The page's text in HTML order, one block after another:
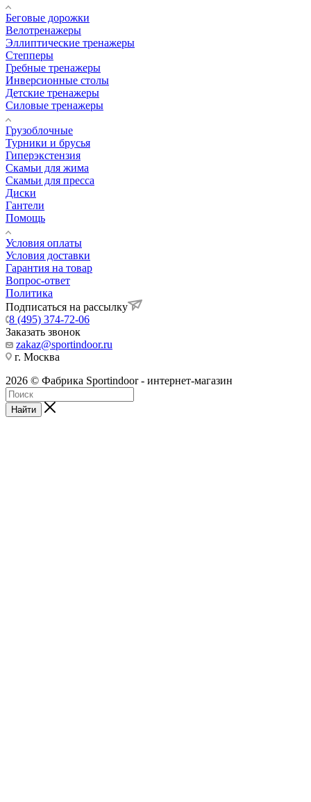
Беговые дорожки
Велотренажеры
Эллиптические тренажеры
Степперы
Гребные тренажеры
Инверсионные столы
Детские тренажеры
Силовые тренажеры
Грузоблочные
Турники и брусья
Гиперэкстензия
Скамьи для жима
Скамьи для пресса
Диски
Гантели
Помощь
Условия оплаты
Условия доставки
Гарантия на товар
Вопрос-ответ
Политика
Подписаться на рассылку
8 (495) 374-72-06
Заказать звонок
zakaz@sportindoor.ru
г. Москва
2026 © Фабрика Sportindoor - интернет-магазин
Найти